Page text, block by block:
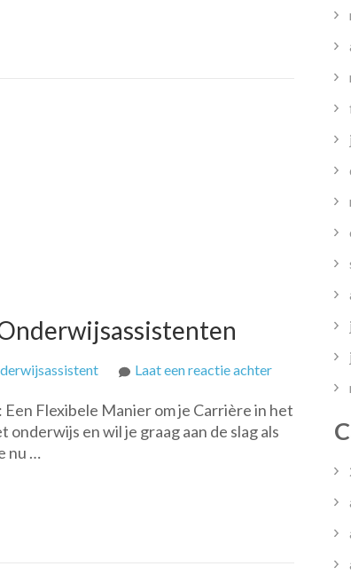
Laat een reactie achterop
Thuisstudie
voor
Flexibele Manier om je Carrière in het
en wil je graag aan de slag als
nu …